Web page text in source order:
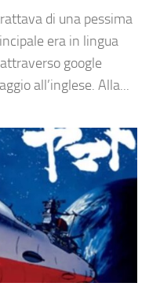
di una pessima
era in lingua
google
all’inglese. Alla...